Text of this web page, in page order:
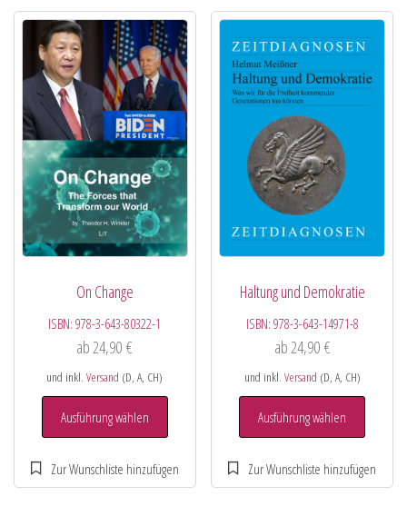
On Change
ISBN:978-3-643-80322-1
ab24,90€
und inkl.Versand (D, A, CH)
Ausführung wählen
Haltung und Demokratie
ISBN: 978-3-643-14971-8
ab24,90 €
und inkl. Versand (D, A, CH)
Ausführung wählen